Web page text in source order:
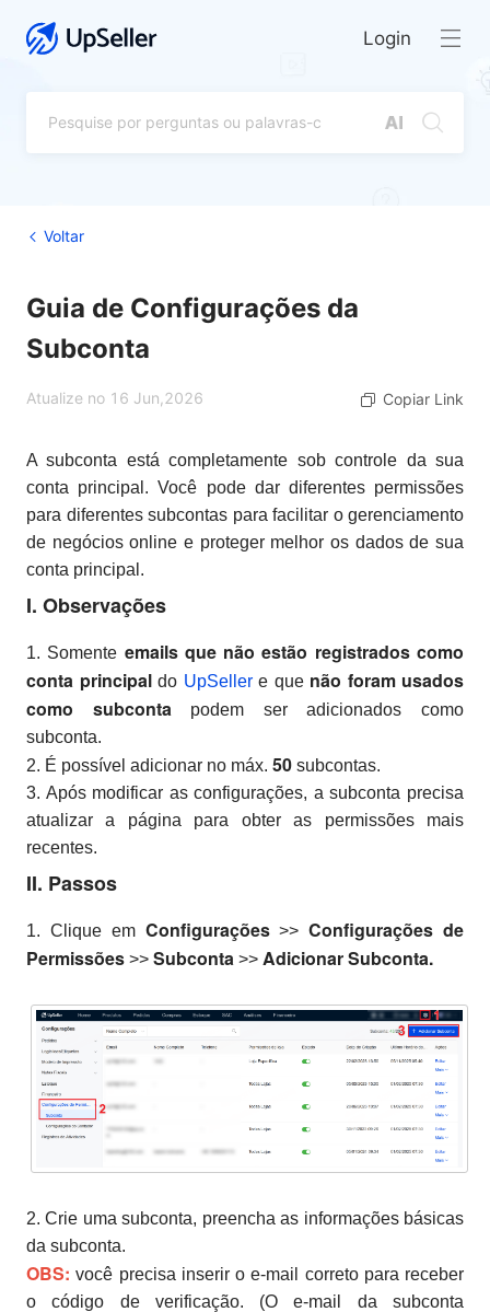
Login
Voltar
Guia de Configurações da
Subconta
Atualize no 16 Jun,2026 Copiar Link
A subconta está completamente sob controle da sua
conta principal. Você pode dar diferentes permissões
para diferentes subcontas para facilitar o gerenciamento
de negócios online e proteger melhor os dados de sua
conta principal.
I. Observações
1. Somente emails que não estão registrados como
conta principal do UpSellere que não foram usados
como subconta podem ser adicionados como
subconta.
2. É possível adicionar no máx. 50 subcontas.
3. Após modificar as configurações, a subconta precisa
atualizar a página para obter as permissões mais
recentes.
II. Passos
1. Clique em Configurações>> Configurações de
Permissões >> Subconta >> Adicionar Subconta.
2. Crie uma subconta, preencha as informações básicas
da subconta.
OBS: você precisa inserir o e-mail correto para receber
o código de verificação. (O e-mail da subconta